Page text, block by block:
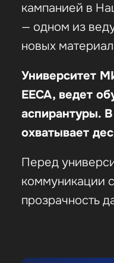
кампанией в
— одном из
новых
Университет
EECA, ведет
аспирантуры.
охватывает
Перед
коммуникации
прозрачность